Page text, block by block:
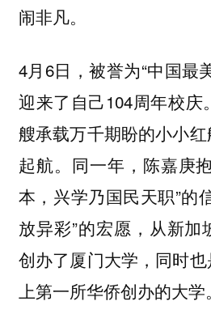
闹非凡。
4月6日，被誉为“中国最
迎来了自己104周年校庆
艘承载万千期盼的小小
起航。同一年，陈嘉庚
本，兴学乃国民天职”的
放异彩”的宏愿，从新加
创办了厦门大学，同时
上第一所华侨创办的大学。